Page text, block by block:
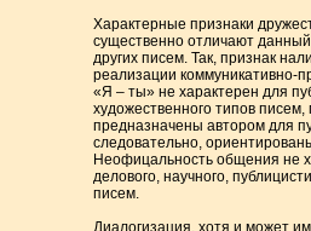
Характерные признаки
существенно отличают
других писем. Так, признак
реализации коммуникативно-
«Я – ты» не характерен для
художественного типов писем,
предназначены автором для
следовательно,
Неофицальность общения не
делового, научного,
писем.
Диалогизация, хотя и может